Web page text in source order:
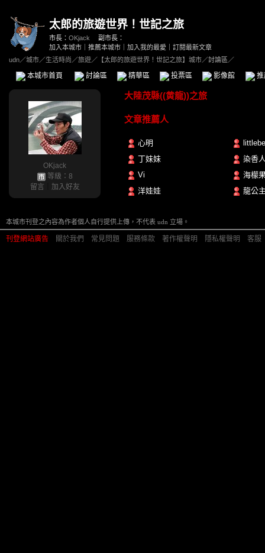
太郎的旅遊世界！世記之旅
市長： OKjack
副市長：
加入本城市
推薦本城市 加入我的最愛
訂閱最新文章
udn／城市／生活時尚 ／旅遊／ 【太郎的旅遊世界！世記之旅】城市／討論區／
本城市首頁 討論區 精華區 投票區 影像館
OKjack
等級：8
留言
加入好友
大陸茂縣((黄龍))之旅
文章推薦人
心明
丁妹妹
染香
Vi
海檬
洋娃娃
龍公
本城市刊登之內容為作者個人自行提供上傳，不代表 udn 立場。
刊登網站廣告 關於我們 常見問題 服務條款 著作權聲明 隱私權聲明 客服